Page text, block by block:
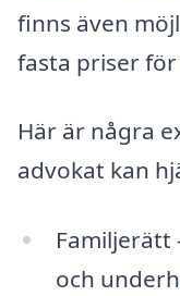
finns även
fasta priser
Här är några
advokat kan
Familjerätt
och